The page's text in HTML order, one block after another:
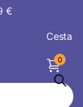
€
Cesta
0